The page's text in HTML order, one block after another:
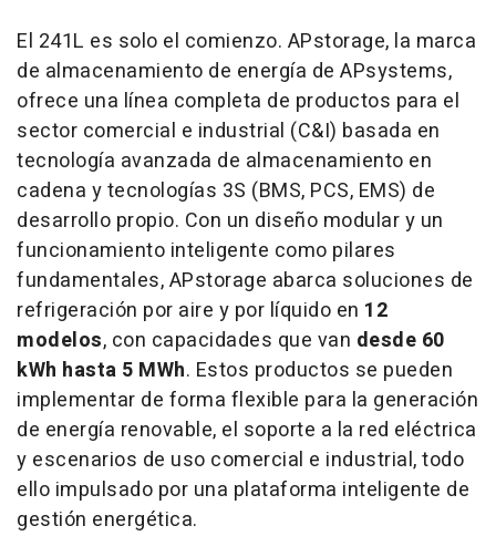
El 241L es solo el comienzo. APstorage, la marca
de almacenamiento de energía de APsystems,
ofrece una línea completa de productos para el
sector comercial e industrial (C&I) basada en
tecnología avanzada de almacenamiento en
cadena y tecnologías 3S (BMS, PCS, EMS) de
desarrollo propio. Con un diseño modular y un
funcionamiento inteligente como pilares
fundamentales, APstorage abarca soluciones de
refrigeración por aire y por líquido en 12
modelos, con capacidades que van desde 60
kWh hasta 5 MWh. Estos productos se pueden
implementar de forma flexible para la generación
de energía renovable, el soporte a la red eléctrica
y escenarios de uso comercial e industrial, todo
ello impulsado por una plataforma inteligente de
gestión energética.